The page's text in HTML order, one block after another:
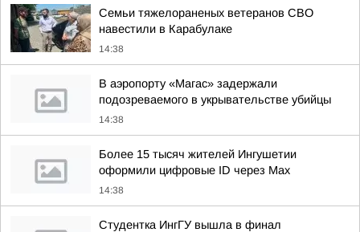
Семьи тяжелораненых ветеранов СВО
навестили в Карабулаке
14:38
В аэропорту «Магас» задержали
подозреваемого в укрывательстве убийцы
14:38
Более 15 тысяч жителей Ингушетии
оформили цифровые ID через Max
14:38
Студентка ИнгГУ вышла в финал